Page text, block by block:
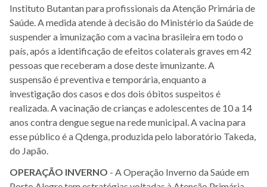
Instituto Butantan para profissionais da Atenção Primária de
Saúde. A medida atende à decisão do Ministério da Saúde de
suspender a imunização com a vacina brasileira em todo o
país, após a identificação de efeitos colaterais graves em 42
pessoas que receberam a dose deste imunizante. A
suspensão é preventiva e temporária, enquanto a
investigação dos casos e dos dois óbitos suspeitos é
realizada. A vacinação de crianças e adolescentes de 10 a 14
anos contra dengue segue na rede municipal. A vacina para
esse público é a Qdenga, produzida pelo laboratório Takeda,
do Japão.
OPERAÇÃO INVERNO - A Operação Inverno da Saúde em